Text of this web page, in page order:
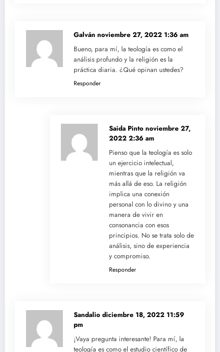
Galván noviembre 27, 2022 1:36 am
Bueno, para mí, la teología es como el
análisis profundo y la religión es la
práctica diaria. ¿Qué opinan ustedes?
Responder
Saida Pinto noviembre 27,
2022 2:36 am
Pienso que la teología es solo
un ejercicio intelectual,
mientras que la religión va
más allá de eso. La religión
implica una conexión
personal con lo divino y una
manera de vivir en
consonancia con esos
principios. No se trata solo de
análisis, sino de experiencia
y compromiso.
Responder
Sandalio diciembre 18, 2022 11:59
pm
¡Vaya pregunta interesante! Para mí, la
teología es como el estudio científico de